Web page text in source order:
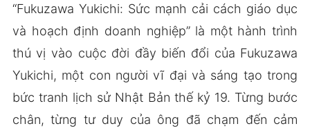
“Fukuzawa Yukichi: Sức mạnh cải cách giáo dục
và hoạch định doanh nghiệp” là một hành trình
thú vị vào cuộc đời đầy biến đổi của Fukuzawa
Yukichi, một con người vĩ đại và sáng tạo trong
bức tranh lịch sử Nhật Bản thế kỷ 19. Từng bước
chân, từng tư duy của ông đã chạm đến cảm